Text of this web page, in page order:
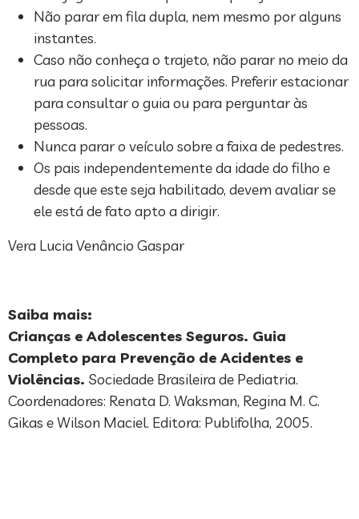
Não parar em fila dupla, nem mesmo por alguns
instantes.
Caso não conheça o trajeto, não parar no meio da
rua para solicitar informações. Preferir estacionar
para consultar o guia ou para perguntar às
pessoas.
Nunca parar o veículo sobre a faixa de pedestres.
Os pais independentemente da idade do filho e
desde que este seja habilitado, devem avaliar se
ele está de fato apto a dirigir.
Vera Lucia Venâncio Gaspar
Saiba mais:
Crianças e Adolescentes Seguros. Guia
Completo para Prevenção de Acidentes e
Violências. Sociedade Brasileira de Pediatria.
Coordenadores: Renata D. Waksman, Regina M. C.
Gikas e Wilson Maciel. Editora: Publifolha, 2005.